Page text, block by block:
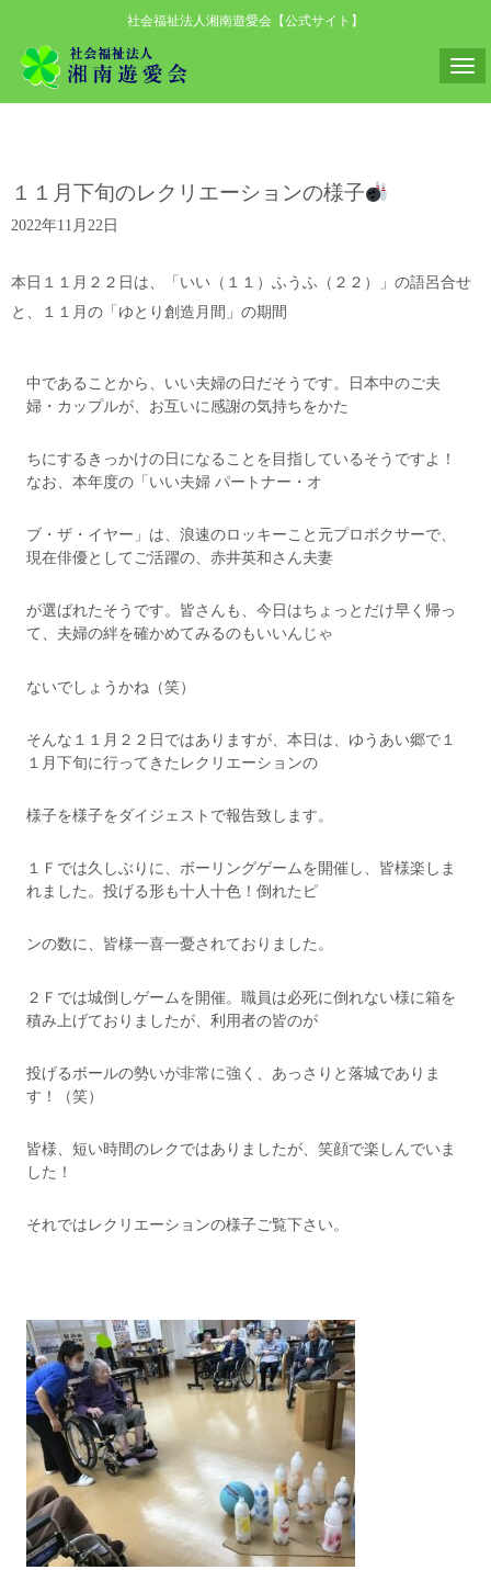
社会福祉法人湘南遊愛会【公式サイト】
N
a
i
１１月下旬のレクリエーションの様子
2022年11月22日
本日１１月２２日は、「いい（１１）ふうふ（２２）」の語呂合せ
と、１１月の「ゆとり創造月間」の期間
中であることから、いい夫婦の日だそうです。日本中のご夫
婦・カップルが、お互いに感謝の気持ちをかた
ちにするきっかけの日になることを目指しているそうですよ！
なお、本年度の「いい夫婦 パートナー・オ
ブ・ザ・イヤー」は、浪速のロッキーこと元プロボクサーで、
現在俳優としてご活躍の、赤井英和さん夫妻
が選ばれたそうです。皆さんも、今日はちょっとだけ早く帰っ
て、夫婦の絆を確かめてみるのもいいんじゃ
ないでしょうかね（笑）
そんな１１月２２日ではありますが、本日は、ゆうあい郷で１
１月下旬に行ってきたレクリエーションの
様子を様子をダイジェストで報告致します。
１Ｆでは久しぶりに、ボーリングゲームを開催し、皆様楽しま
れました。投げる形も十人十色！倒れたピ
ンの数に、皆様一喜一憂されておりました。
２Ｆでは城倒しゲームを開催。職員は必死に倒れない様に箱を
積み上げておりましたが、利用者の皆のが
投げるボールの勢いが非常に強く、あっさりと落城でありま
す！（笑）
皆様、短い時間のレクではありましたが、笑顔で楽しんでいま
した！
それではレクリエーションの様子ご覧下さい。